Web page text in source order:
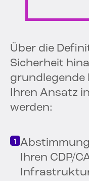
Über die
Sicherheit
grundlegende
Ihren Ansatz
werden:
Ihren CDP/